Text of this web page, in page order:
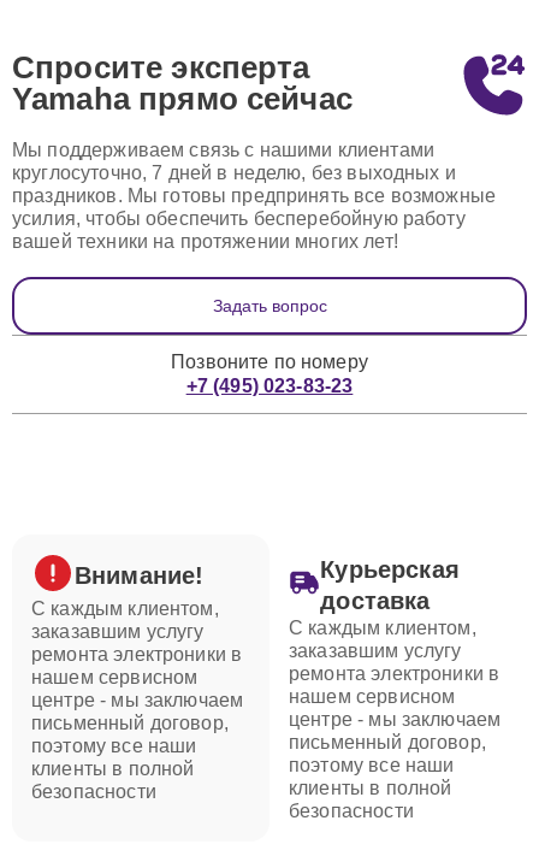
Спросите эксперта
Yamaha прямо сейчас
Мы поддерживаем связь с нашими клиентами
круглосуточно, 7 дней в неделю, без выходных и
праздников. Мы готовы предпринять все возможные
усилия, чтобы обеспечить бесперебойную работу
вашей техники на протяжении многих лет!
Задать вопрос
Позвоните по номеру
+7 (495) 023-83-23
Внимание!
С каждым клиентом,
заказавшим услугу
ремонта электроники в
нашем сервисном
центре - мы заключаем
письменный договор,
поэтому все наши
клиенты в полной
безопасности
Курьерская
доставка
С каждым клиентом,
заказавшим услугу
ремонта электроники в
нашем сервисном
центре - мы заключаем
письменный договор,
поэтому все наши
клиенты в полной
безопасности